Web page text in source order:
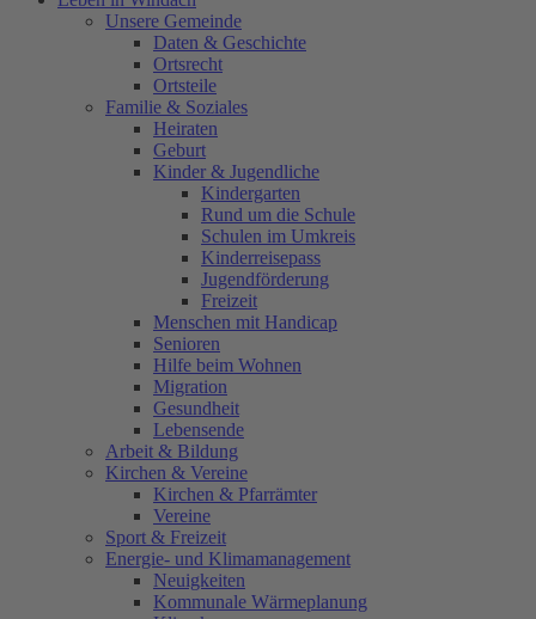
Unsere Gemeinde
Daten & Geschichte
Ortsrecht
Ortsteile
Familie & Soziales
Heiraten
Geburt
Kinder & Jugendliche
Kindergarten
Rund um die Schule
Schulen im Umkreis
Kinderreisepass
Jugendförderung
Freizeit
Menschen mit Handicap
Senioren
Hilfe beim Wohnen
Migration
Gesundheit
Lebensende
Arbeit & Bildung
Kirchen & Vereine
Kirchen & Pfarrämter
Vereine
Sport & Freizeit
Energie- und Klimamanagement
Neuigkeiten
Kommunale Wärmeplanung